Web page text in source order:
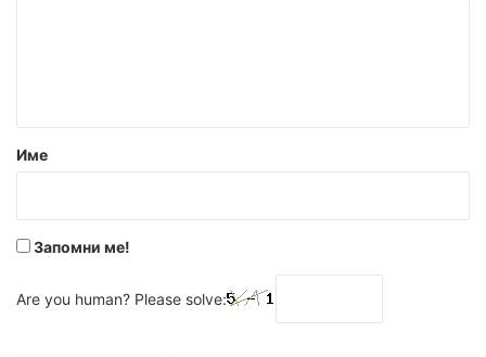
р
Име
Запомни ме!
Are you human? Please solve: